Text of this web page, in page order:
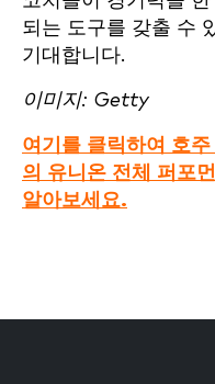
되는 도구를 갖출 수
기대합니다.
이미지: Getty
여기를 클릭하여 호
의 유니온 전체 퍼포
알아보세요.